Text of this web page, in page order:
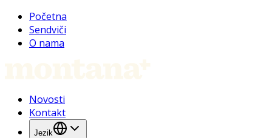
Početna
Sendviči
O nama
Novosti
Kontakt
Jezik